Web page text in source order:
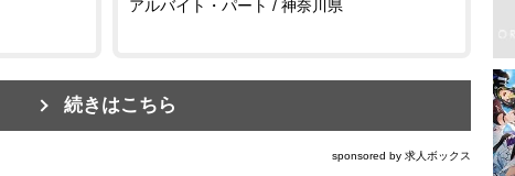
アルバイト・パート / 神奈川県
続きはこちら
sponsored by 求人ボックス